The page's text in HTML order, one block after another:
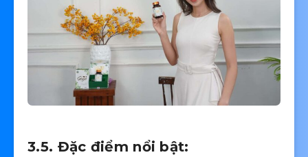
3.5. Đặc điểm nổi bật: